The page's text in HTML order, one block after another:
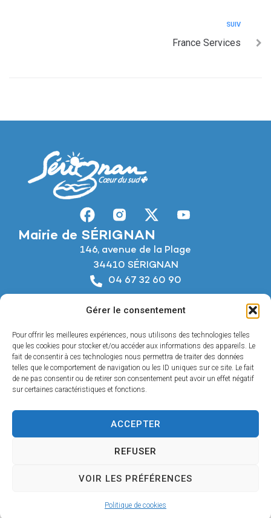
Gérer le consentement
Pour offrir les meilleures expériences, nous utilisons des technologies telles
que les cookies pour stocker et/ou accéder aux informations des appareils. Le
fait de consentir à ces technologies nous permettra de traiter des données
telles que le comportement de navigation ou les ID uniques sur ce site. Le fait
de ne pas consentir ou de retirer son consentement peut avoir un effet négatif
sur certaines caractéristiques et fonctions.
ACCEPTER
REFUSER
VOIR LES PRÉFÉRENCES
Politique de cookies
SUIV
France Services
Mairie de SÉRIGNAN
146, avenue de la Plage
34410 SÉRIGNAN
04 67 32 60 90
Horaires d’ouverture
Du lundi au jeudi :
De 8h à 12h et de 14h à 18h
Le vendredi :
De 8h à 12h et de 14h à 17h
© 2025 - Propulsé par Utopia